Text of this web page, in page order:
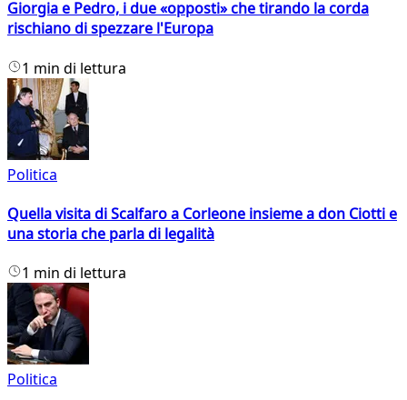
Giorgia e Pedro, i due «opposti» che tirando la corda
rischiano di spezzare l'Europa
1 min di lettura
Politica
Quella visita di Scalfaro a Corleone insieme a don Ciotti e
una storia che parla di legalità
1 min di lettura
Politica